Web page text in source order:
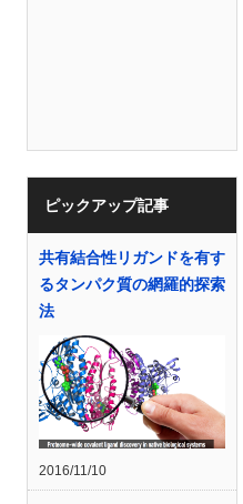
ピックアップ記事
共有結合性リガンドを有す
るタンパク質の網羅的探索
法
2016/11/10